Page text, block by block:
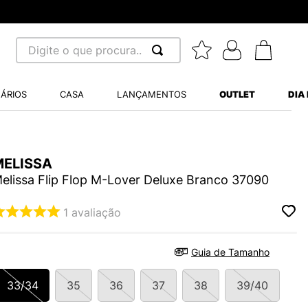
Digite o que procura...
CASA LANÇAMENTOS OUTLET DIA
Flip Flop M-Lover Deluxe Branco 37090
1 avaliação
Guia de Tamanho
33/34 35 36 37 38 39/40
BALANCE 530
VANS ULTRARANGE